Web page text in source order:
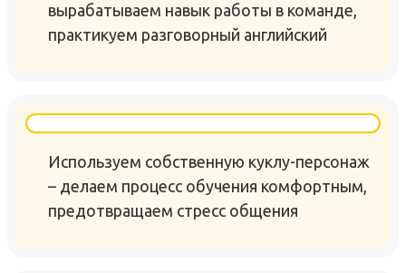
вырабатываем навык работы в команде,
практикуем разговорный английский
Используем собственную куклу-персонаж
– делаем процесс обучения комфортным,
предотвращаем стресс общения